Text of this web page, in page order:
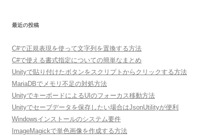
最近の投稿
C#で正規表現を使って文字列を置換する方法
C#で使える書式指定についての簡単なまとめ
Unityで貼り付けたボタンをスクリプトからクリックする方法
MariaDBでメモリ不足の対処方法
UnityでキーボードによるUIのフォーカス移動方法
Unityでセーブデータを保存したい場合はJsonUtilityが便利
Windowsインストールのシステム要件
ImageMagickで単色画像を作成する方法